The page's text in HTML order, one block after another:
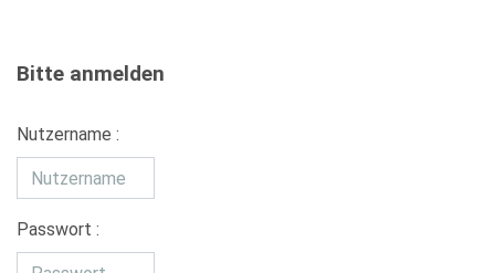
Bitte anmelden
Nutzername :
Passwort :